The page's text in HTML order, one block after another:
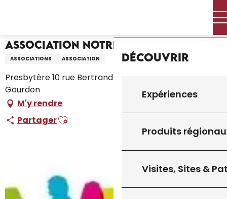
principal
Découvrir
Expériences
Produits
Visites, Sites &
Association Notre Dame des Neiges
ASSOCIATIONS ASSOCIATION
Presbytère 10 rue Bertrand de Gourdon, 46300
Gourdon
M'y rendre
PartagerAjouter aux favoris